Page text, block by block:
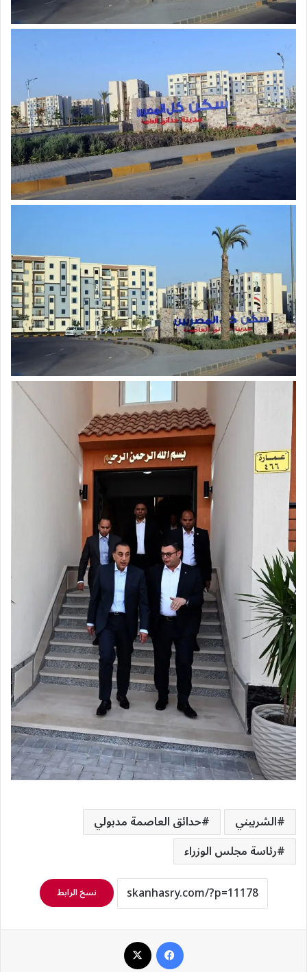
الشربيني
حدائق العاصمة مدبولي
رئاسة مجلس الوزراء
نسخ الرابط